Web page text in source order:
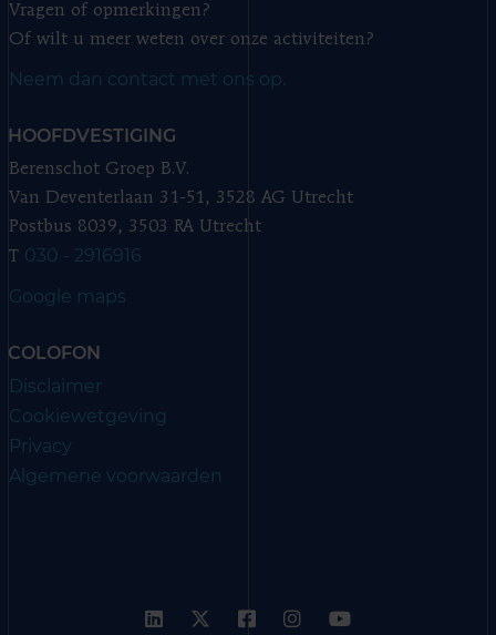
Vragen of opmerkingen?
Of wilt u meer weten over onze activiteiten?
Neem dan contact met ons op.
HOOFDVESTIGING
Berenschot Groep B.V.
Van Deventerlaan 31-51, 3528 AG Utrecht
Postbus 8039, 3503 RA Utrecht
T 030 - 2916916
Google maps
COLOFON
Disclaimer
Cookiewetgeving
Privacy
Algemene voorwaarden